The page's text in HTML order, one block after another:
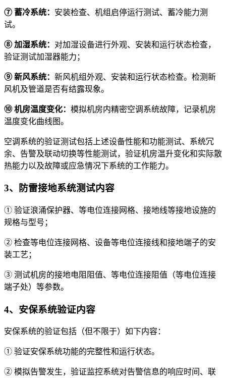
⑦ 蓄冷系统： 安装检查、机组启停运行测试、蓄冷能力测
试。
⑧ 加湿系统： 对加湿设备进行外观、安装和运行状态检查，
验证测试加湿器能力；
⑨ 新风系统： 新风机组外观、安装和运行状态检查。检测新
风机及管道是否有结露现象。
⑩ 机房温度变化： 模拟机房内精密空调系统故障，记录机房
温度变化曲线图。
空调系统的验证测试包括上述设备性能和功能测试、系统冗
余、告警及联动切换等性能测试，验证机房温升变化和实际散
热能力以及故障或应急情况下系统的工作能力。
3、防雷接地系统测试内容
① 验证浪涌保护器、等电位连接网格、接地线等接地设施的
规格与型号；
② 检查等电位连接网格、设备等电位连接线和接地端子的安
装工艺；
③ 测试机房的接地电阻阻值、等电位连接阻值（等电位连接
端子处）等参数。
4、安保系统验证内容
安保系统的验证包括（但不限于）如下内容：
① 验证安保系统功能的完整性和运行状态。
② 模拟告警发生，验证监控系统对告警信息的响应时间、联